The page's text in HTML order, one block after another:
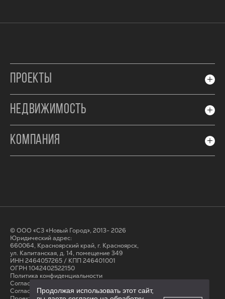
ПРОЕКТЫ
НЕДВИЖИМОСТЬ
КОМПАНИЯ
© ООО «СЗ «Новый Город», 2013- 2026
Юридический адрес:
660064, Красноярский край, г. Красноярск,
ул. Капитанская, д. 14, помещение 349
ИНН 2464057265 / КПП 246401001
ОГРН 1042402522150
Политика конфиденциальности
Согласие на обработку персональных данных
Cогласие на получение рассылки
Продолжая использовать этот сайт,